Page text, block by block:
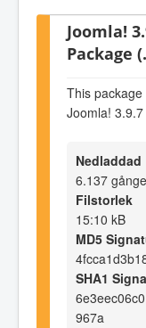
Joomla!
Package
This
Joomla!
Nedladdad
6.137
Filstorlek
15:10 kB
MD5
SHA1
967a